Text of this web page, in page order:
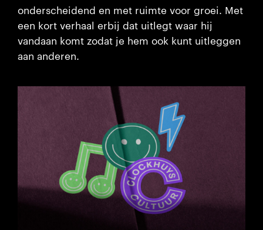
onderscheidend en met ruimte voor groei. Met
een kort verhaal erbij dat uitlegt waar hij
vandaan komt zodat je hem ook kunt uitleggen
aan anderen.